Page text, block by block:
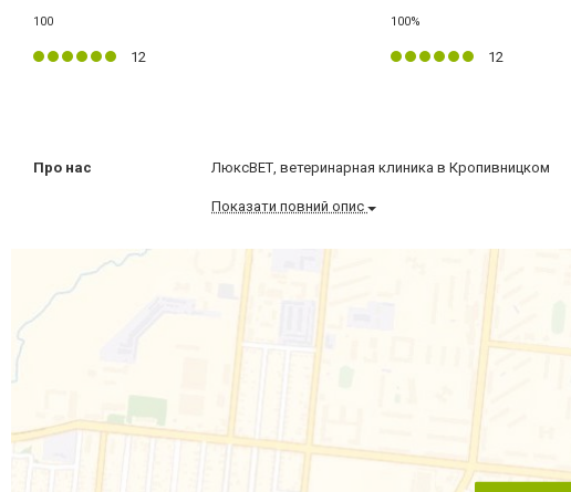
100
12
100%
12
Про нас ЛюксВЕТ, ветеринарная клиника в Кропивницком
Показати повний опис